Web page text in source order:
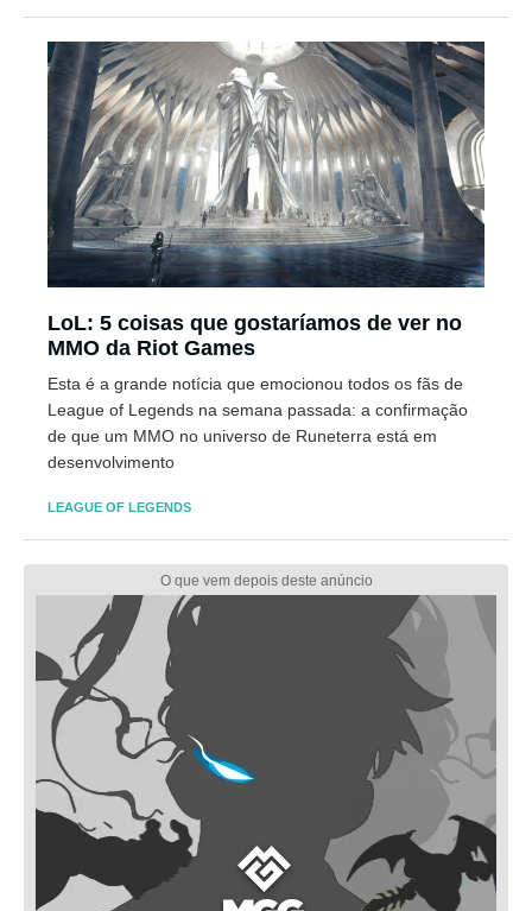
LoL: 5 coisas que gostaríamos de ver no
MMO da Riot Games
Esta é a grande notícia que emocionou todos os fãs de
League of Legends na semana passada: a confirmação
de que um MMO no universo de Runeterra está em
desenvolvimento
LEAGUE OF LEGENDS